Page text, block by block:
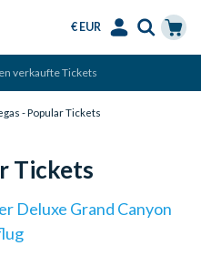
€ EUR
verkaufte Tickets
- Popular Tickets
Tickets
Deluxe Grand Canyon